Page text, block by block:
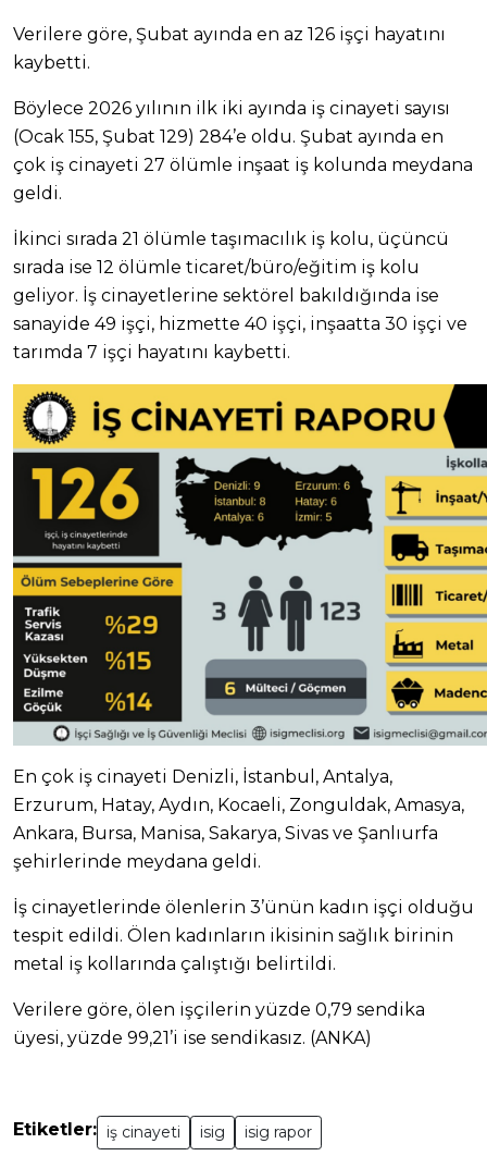
Verilere göre, Şubat ayında en az 126 işçi hayatını
kaybetti.
Böylece 2026 yılının ilk iki ayında iş cinayeti sayısı
(Ocak 155, Şubat 129) 284’e oldu. Şubat ayında en
çok iş cinayeti 27 ölümle inşaat iş kolunda meydana
geldi.
İkinci sırada 21 ölümle taşımacılık iş kolu, üçüncü
sırada ise 12 ölümle ticaret/büro/eğitim iş kolu
geliyor. İş cinayetlerine sektörel bakıldığında ise
sanayide 49 işçi, hizmette 40 işçi, inşaatta 30 işçi ve
tarımda 7 işçi hayatını kaybetti.
En çok iş cinayeti Denizli, İstanbul, Antalya,
Erzurum, Hatay, Aydın, Kocaeli, Zonguldak, Amasya,
Ankara, Bursa, Manisa, Sakarya, Sivas ve Şanlıurfa
şehirlerinde meydana geldi.
İş cinayetlerinde ölenlerin 3’ünün kadın işçi olduğu
tespit edildi. Ölen kadınların ikisinin sağlık birinin
metal iş kollarında çalıştığı belirtildi.
Verilere göre, ölen işçilerin yüzde 0,79 sendika
üyesi, yüzde 99,21’i ise sendikasız. (ANKA)
Etiketler: iş cinayeti isig isig rapor